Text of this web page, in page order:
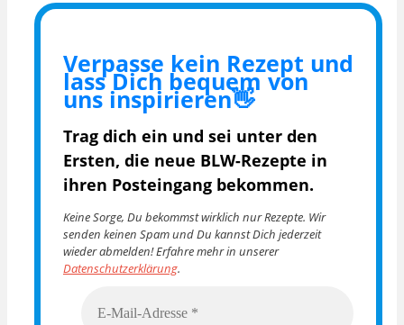
Verpasse kein Rezept und
lass Dich bequem von
uns inspirieren👋
Trag dich ein und sei unter den
Ersten, die neue BLW-Rezepte in
ihren Posteingang bekommen.
Keine Sorge, Du bekommst wirklich nur Rezepte. Wir
senden keinen Spam und Du kannst Dich jederzeit
wieder abmelden! Erfahre mehr in unserer
Datenschutzerklärung.